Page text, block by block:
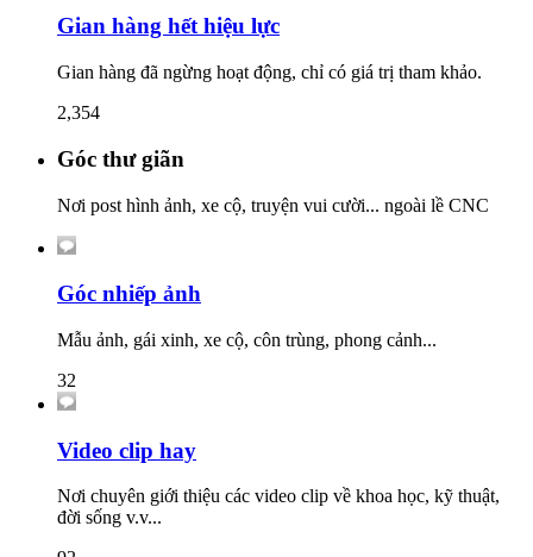
Gian hàng hết hiệu lực
Gian hàng đã ngừng hoạt động, chỉ có giá trị tham khảo.
2,354
Góc thư giãn
Nơi post hình ảnh, xe cộ, truyện vui cười... ngoài lề CNC
Góc nhiếp ảnh
Mẫu ảnh, gái xinh, xe cộ, côn trùng, phong cảnh...
32
Video clip hay
Nơi chuyên giới thiệu các video clip về khoa học, kỹ thuật,
đời sống v.v...